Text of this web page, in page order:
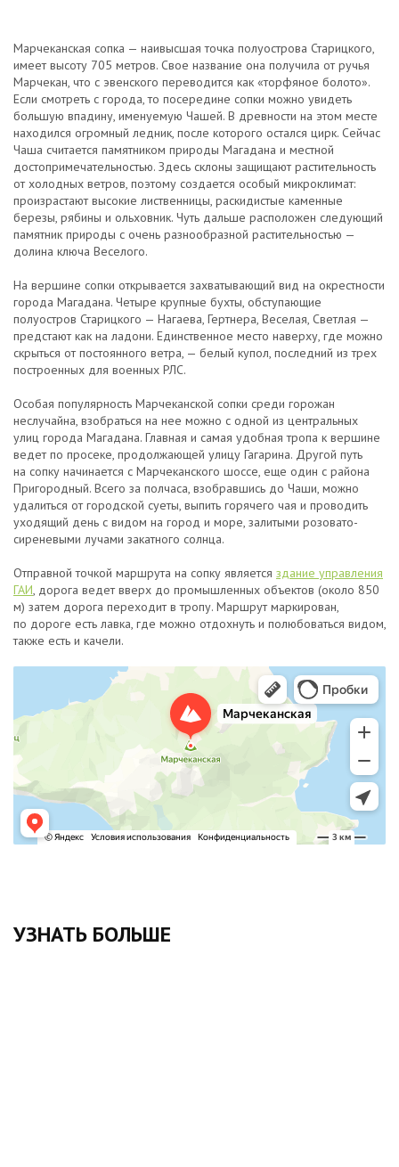
Марчеканская сопка — наивысшая точка полуострова Старицкого,
имеет высоту 705 метров. Свое название она получила от ручья
Марчекан, что с эвенского переводится как «торфяное болото».
Если смотреть с города, то посередине сопки можно увидеть
большую впадину, именуемую Чашей. В древности на этом месте
находился огромный ледник, после которого остался цирк. Сейчас
Чаша считается памятником природы Магадана и местной
достопримечательностью. Здесь склоны защищают растительность
от холодных ветров, поэтому создается особый микроклимат:
произрастают высокие лиственницы, раскидистые каменные
березы, рябины и ольховник. Чуть дальше расположен следующий
памятник природы с очень разнообразной растительностью —
долина ключа Веселого.
На вершине сопки открывается захватывающий вид на окрестности
города Магадана. Четыре крупные бухты, обступающие
полуостров Старицкого — Нагаева, Гертнера, Веселая, Светлая —
предстают как на ладони. Единственное место наверху, где можно
скрыться от постоянного ветра, — белый купол, последний из трех
построенных для военных РЛС.
Особая популярность Марчеканской сопки среди горожан
неслучайна, взобраться на нее можно с одной из центральных
улиц города Магадана. Главная и самая удобная тропа к вершине
ведет по просеке, продолжающей улицу Гагарина. Другой путь
на сопку начинается с Марчеканского шоссе, еще один с района
Пригородный. Всего за полчаса, взобравшись до Чаши, можно
удалиться от городской суеты, выпить горячего чая и проводить
уходящий день с видом на город и море, залитыми розовато-
сиреневыми лучами закатного солнца.
Отправной точкой маршрута на сопку является здание управления
ГАИ, дорога ведет вверх до промышленных объектов (около 850
м) затем дорога переходит в тропу. Маршрут маркирован,
по дороге есть лавка, где можно отдохнуть и полюбоваться видом,
также есть и качели.
Сопка Марчеканская
Горная вершина в Магадане
УЗНАТЬ БОЛЬШЕ